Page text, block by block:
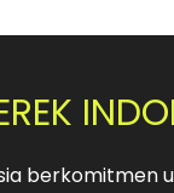
berkomitmen